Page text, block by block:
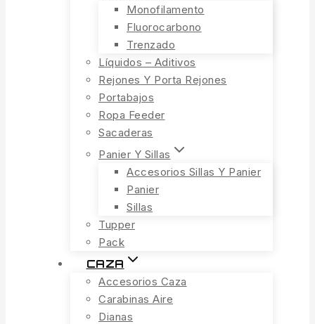
Monofilamento
Fluorocarbono
Trenzado
Líquidos – Aditivos
Rejones Y Porta Rejones
Portabajos
Ropa Feeder
Sacaderas
Panier Y Sillas
Accesorios Sillas Y Panier
Panier
Sillas
Tupper
Pack
CAZA
Accesorios Caza
Carabinas Aire
Dianas